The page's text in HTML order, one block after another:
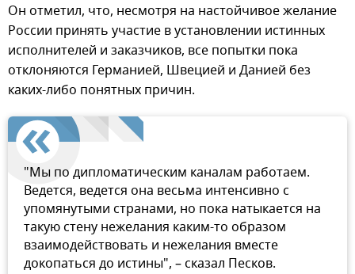
Он отметил, что, несмотря на настойчивое желание
России принять участие в установлении истинных
исполнителей и заказчиков, все попытки пока
отклоняются Германией, Швецией и Данией без
каких-либо понятных причин.
"Мы по дипломатическим каналам работаем.
Ведется, ведется она весьма интенсивно с
упомянутыми странами, но пока натыкается на
такую стену нежелания каким-то образом
взаимодействовать и нежелания вместе
докопаться до истины", – сказал Песков.